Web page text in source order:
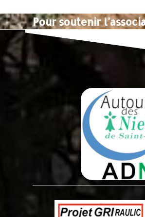
Pour soutenir